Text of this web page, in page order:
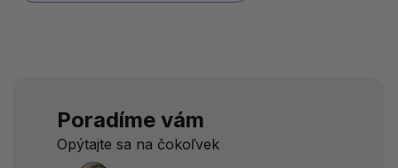
Poradíme vám
Opýtajte sa na čokoľvek